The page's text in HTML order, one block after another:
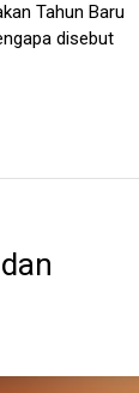
Tahun Baru
disebut